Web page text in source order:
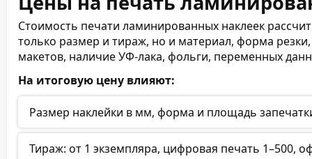
Стоимость печати ламинированных наклеек
только размер и тираж, но и материал, форма
макетов, наличие УФ-лака, фольги, переменных
На итоговую цену влияют:
Размер наклейки в мм, форма и площадь
Тираж: от 1 экземпляра, цифровая печать 1–500,